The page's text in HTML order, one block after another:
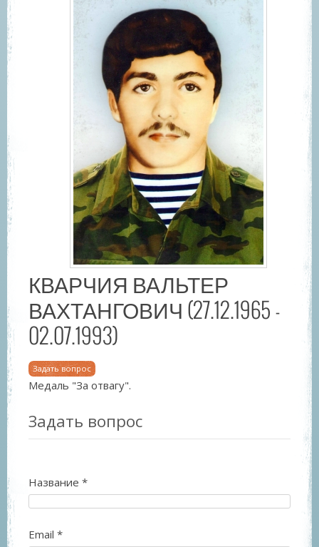
КВАРЧИЯ ВАЛЬТЕР
ВАХТАНГОВИЧ (27.12.1965 -
02.07.1993)
Задать вопрос
Медаль "За отвагу".
Задать вопрос
Название *
Email *